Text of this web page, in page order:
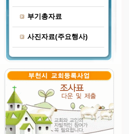
부기총자료
사진자료(주요행사)